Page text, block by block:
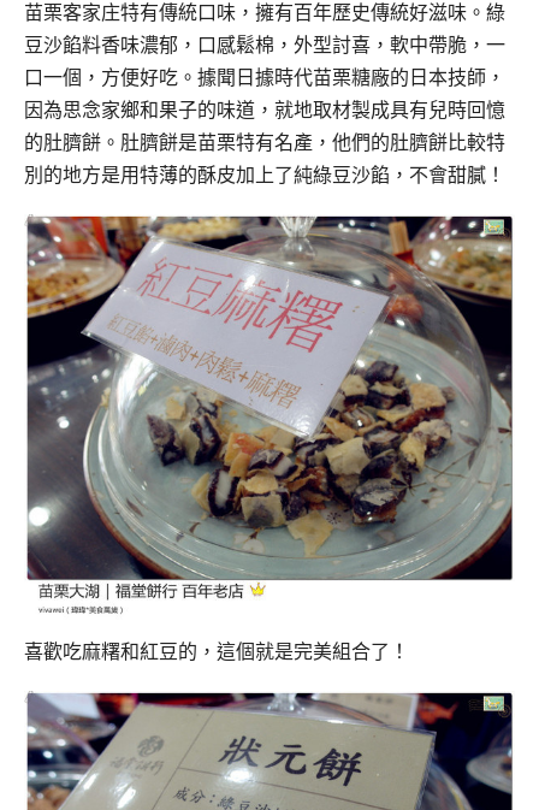
苗栗客家庄特有傳統口味，擁有百年歷史傳統好滋味。 綠
豆沙餡料香味濃郁，口感鬆棉，外型討喜，軟中帶脆， 一
口一個，方便好吃。據聞日據時代苗栗糖廠的日本技師，
因為思念家鄉和果子的味道，就地取材製成具有兒時回憶
的肚臍餅。 肚臍餅是苗栗特有名產，他們的肚臍餅比較特
別的地方是用特薄的酥皮加上了純綠豆沙餡，不會甜膩！
喜歡吃麻糬和紅豆的，這個就是完美組合了！